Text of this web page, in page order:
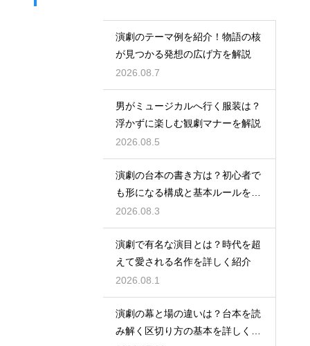
演劇のテーマ例を紹介！物語の核
が見つかる発想の広げ方を解説
2026.08.7
男がミュージカルへ行く服装は？
浮かずに楽しむ観劇マナーを解説
2026.08.5
演劇の台本の書き方は？初心者で
も形になる構成と基本ルールを解
説
2026.08.3
演劇で有名な演目とは？時代を超
えて愛される名作を詳しく紹介
2026.08.1
演劇の幕と場の違いは？台本を読
み解く区切り方の基本を詳しく解